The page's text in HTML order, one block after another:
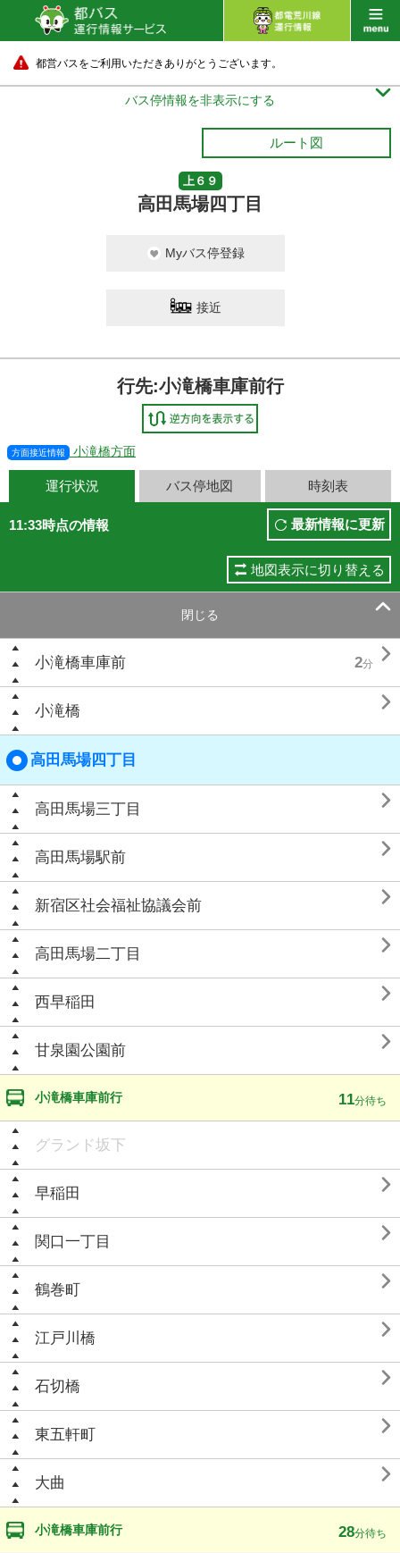
都営バスをご利用いただきありがとうございます。
バス停情報を非表示にする 
ルート図
上６９
高田馬場四丁目
Myバス停登録
接近
行先:小滝橋車庫前行
方面接近情報 小滝橋方面
運行状況 バス停地図 時刻表
11:33時点の情報 最新情報に更新
地図表示に切り替える
閉じる 
小滝橋車庫前 2分 
小滝橋 
高田馬場四丁目
高田馬場三丁目 
高田馬場駅前 
新宿区社会福祉協議会前 
高田馬場二丁目 
西早稲田 
甘泉園公園前 
小滝橋車庫前行 11分待ち
グランド坂下
早稲田 
関口一丁目 
鶴巻町 
江戸川橋 
石切橋 
東五軒町 
大曲 
小滝橋車庫前行 28分待ち